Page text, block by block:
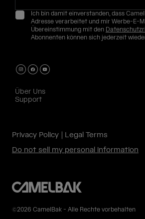
Ich bin damit einverstanden, dass
Adresse verarbeitet und mir Werbe-E-
Übereinstimmung mit den
Abonnenten können sich jederzeit
Über Uns
Support
Privacy Policy
Legal Terms
Do not sell my personal information
©2026 CamelBak - Alle Rechte vorbehalten